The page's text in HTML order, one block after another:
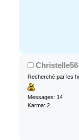
Christelle56
Recherché par les
Messages: 14
Karma: 2